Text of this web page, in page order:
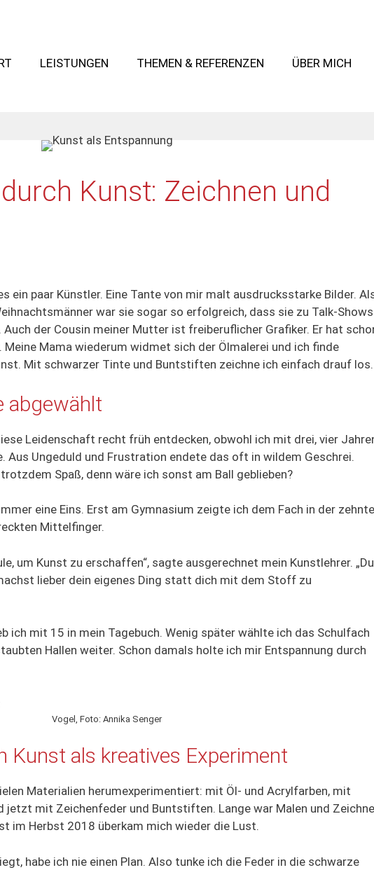
LEISTUNGEN THEMEN & REFERENZEN ÜBER MICH
Kunst: Zeichnen und
ein paar Künstler. Eine Tante von mir malt ausdrucksstarke Bilder.
war sie sogar so erfolgreich, dass sie zu Talk-Shows
Auch der Cousin meiner Mutter ist freiberuflicher Grafiker. Er hat
Mama wiederum widmet sich der Ölmalerei und ich finde
Mit schwarzer Tinte und Buntstiften zeichne ich einfach drauf los.
abgewählt
Leidenschaft recht früh entdecken, obwohl ich mit drei, vier
Aus Ungeduld und Frustration endete das oft in wildem Geschrei.
Spaß, denn wäre ich sonst am Ball geblieben?
eine Eins. Erst am Gymnasium zeigte ich dem Fach in der
Mittelfinger.
um Kunst zu erschaffen“, sagte ausgerechnet mein Kunstlehrer. „Du
lieber dein eigenes Ding statt dich mit dem Stoff zu
ich mit 15 in mein Tagebuch. Wenig später wählte ich das Schulfach
Hallen weiter. Schon damals holte ich mir Entspannung durch
Vogel, Foto: Annika Senger
Kunst als kreatives Experiment
Materialien herumexperimentiert: mit Öl- und Acrylfarben, mit
jetzt mit Zeichenfeder und Buntstiften. Lange war Malen und
im Herbst 2018 überkam mich wieder die Lust.
habe ich nie einen Plan. Also tunke ich die Feder in die schwarze